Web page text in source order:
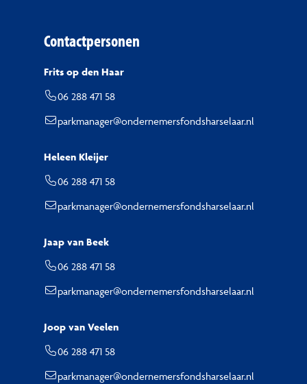
Contactpersonen
Frits op den Haar
06 288 471 58
parkmanager@ondernemersfondsharselaar.nl
Heleen Kleijer
06 288 471 58
parkmanager@ondernemersfondsharselaar.nl
Jaap van Beek
06 288 471 58
parkmanager@ondernemersfondsharselaar.nl
Joop van Veelen
06 288 471 58
parkmanager@ondernemersfondsharselaar.nl